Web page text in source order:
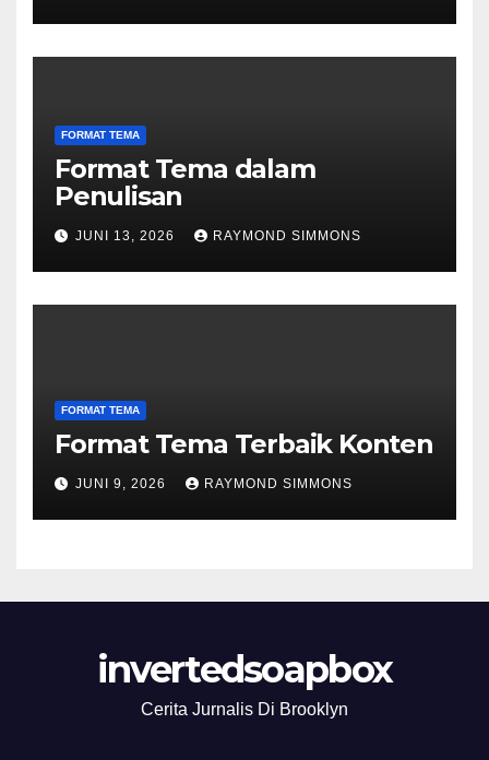
FORMAT TEMA
Format Tema dalam
Penulisan
JUNI 13, 2026 RAYMOND SIMMONS
FORMAT TEMA
Format Tema Terbaik Konten
JUNI 9, 2026 RAYMOND SIMMONS
invertedsoapbox
Cerita Jurnalis Di Brooklyn